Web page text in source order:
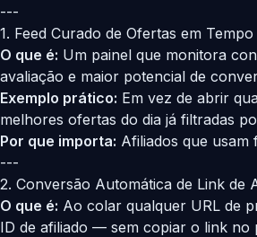
---
1. Feed Curado de Ofertas em Tempo
O que é: Um painel que monitora
avaliação e maior potencial de
Exemplo prático: Em vez de abrir
melhores ofertas do dia já filtradas
Por que importa: Afiliados que
---
2. Conversão Automática de Link de
O que é: Ao colar qualquer URL de
ID de afiliado — sem copiar o link no